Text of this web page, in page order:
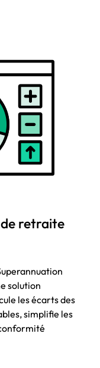
retraite
solution
les écarts des
simplifie les